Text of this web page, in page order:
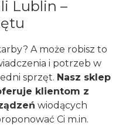
Lublin –
A może robisz to
i potrzeb w
sprzęt. Nasz sklep
klientom z
wiodących
Ci m.in.